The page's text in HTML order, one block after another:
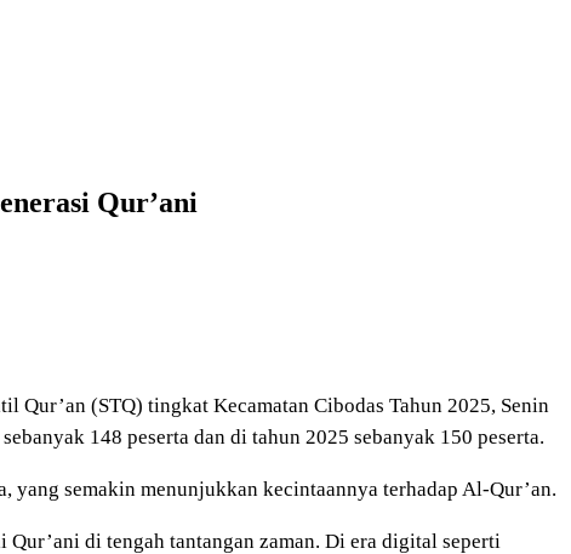
Qur’ani
Qur’an (STQ) tingkat Kecamatan Cibodas Tahun 2025, Senin
148 peserta dan di tahun 2025 sebanyak 150 peserta.
yang semakin menunjukkan kecintaannya terhadap Al-Qur’an.
di tengah tantangan zaman. Di era digital seperti